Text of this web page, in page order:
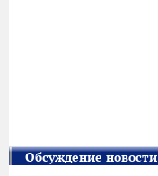
Обсуждение новости